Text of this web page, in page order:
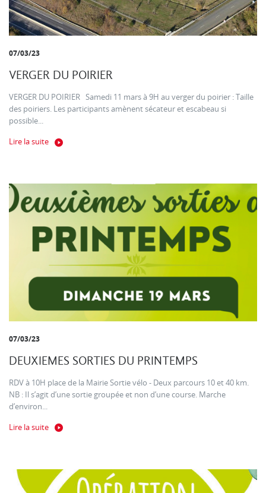
07/03/23
VERGER DU POIRIER
VERGER DU POIRIER Samedi 11 mars à 9H au verger du poirier : Taille
des poiriers. Les participants amènent sécateur et escabeau si
possible...
Lire la suite
07/03/23
DEUXIEMES SORTIES DU PRINTEMPS
RDV à 10H place de la Mairie Sortie vélo - Deux parcours 10 et 40 km.
NB : Il s’agit d’une sortie groupée et non d’une course. Marche
d’environ...
Lire la suite